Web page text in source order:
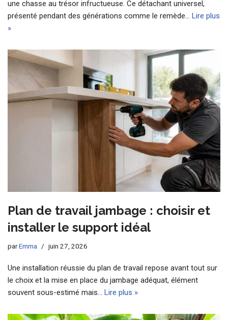
une chasse au trésor infructueuse. Ce détachant universel,
présenté pendant des générations comme le remède… Lire plus
»
Plan de travail jambage : choisir et
installer le support idéal
parEmma juin 27, 2026
Une installation réussie du plan de travail repose avant tout sur
le choix et la mise en place du jambage adéquat, élément
souvent sous-estimé mais… Lire plus »